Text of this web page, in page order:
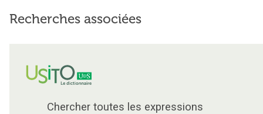
Recherches associées
Chercher toutes les expressions